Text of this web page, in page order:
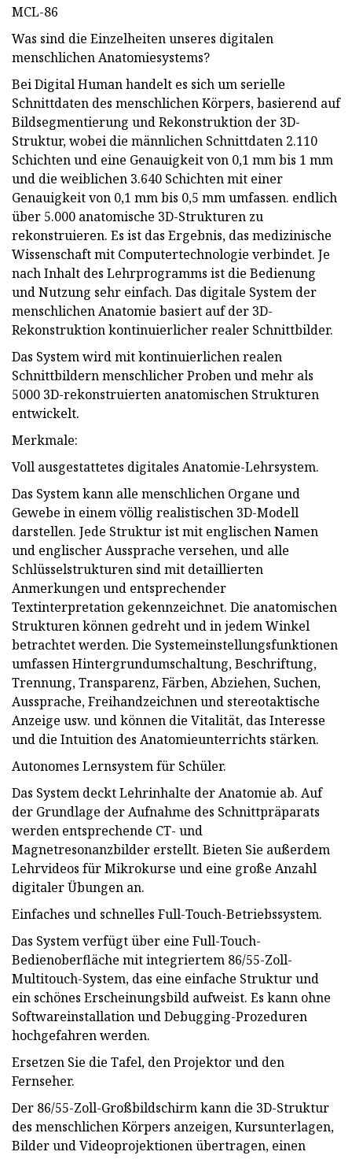
MCL-86
Was sind die Einzelheiten unseres digitalen
menschlichen Anatomiesystems?
Bei Digital Human handelt es sich um serielle
Schnittdaten des menschlichen Körpers, basierend auf
Bildsegmentierung und Rekonstruktion der 3D-
Struktur, wobei die männlichen Schnittdaten 2.110
Schichten und eine Genauigkeit von 0,1 mm bis 1 mm
und die weiblichen 3.640 Schichten mit einer
Genauigkeit von 0,1 mm bis 0,5 mm umfassen. endlich
über 5.000 anatomische 3D-Strukturen zu
rekonstruieren. Es ist das Ergebnis, das medizinische
Wissenschaft mit Computertechnologie verbindet. Je
nach Inhalt des Lehrprogramms ist die Bedienung
und Nutzung sehr einfach. Das digitale System der
menschlichen Anatomie basiert auf der 3D-
Rekonstruktion kontinuierlicher realer Schnittbilder.
Das System wird mit kontinuierlichen realen
Schnittbildern menschlicher Proben und mehr als
5000 3D-rekonstruierten anatomischen Strukturen
entwickelt.
Merkmale:
Voll ausgestattetes digitales Anatomie-Lehrsystem.
Das System kann alle menschlichen Organe und
Gewebe in einem völlig realistischen 3D-Modell
darstellen. Jede Struktur ist mit englischen Namen
und englischer Aussprache versehen, und alle
Schlüsselstrukturen sind mit detaillierten
Anmerkungen und entsprechender
Textinterpretation gekennzeichnet. Die anatomischen
Strukturen können gedreht und in jedem Winkel
betrachtet werden. Die Systemeinstellungsfunktionen
umfassen Hintergrundumschaltung, Beschriftung,
Trennung, Transparenz, Färben, Abziehen, Suchen,
Aussprache, Freihandzeichnen und stereotaktische
Anzeige usw. und können die Vitalität, das Interesse
und die Intuition des Anatomieunterrichts stärken.
Autonomes Lernsystem für Schüler.
Das System deckt Lehrinhalte der Anatomie ab. Auf
der Grundlage der Aufnahme des Schnittpräparats
werden entsprechende CT- und
Magnetresonanzbilder erstellt. Bieten Sie außerdem
Lehrvideos für Mikrokurse und eine große Anzahl
digitaler Übungen an.
Einfaches und schnelles Full-Touch-Betriebssystem.
Das System verfügt über eine Full-Touch-
Bedienoberfläche mit integriertem 86/55-Zoll-
Multitouch-System, das eine einfache Struktur und
ein schönes Erscheinungsbild aufweist. Es kann ohne
Softwareinstallation und Debugging-Prozeduren
hochgefahren werden.
Ersetzen Sie die Tafel, den Projektor und den
Fernseher.
Der 86/55-Zoll-Großbildschirm kann die 3D-Struktur
des menschlichen Körpers anzeigen, Kursunterlagen,
Bilder und Videoprojektionen übertragen, einen